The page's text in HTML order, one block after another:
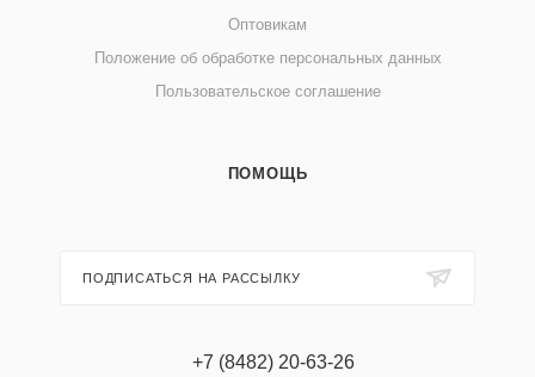
Оптовикам
Положение об обработке персональных данных
Пользовательское соглашение
ПОМОЩЬ
ПОДПИСАТЬСЯ НА РАССЫЛКУ
+7 (8482) 20-63-26